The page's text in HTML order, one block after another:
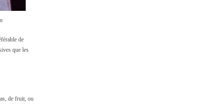
de
que les
de fruit, ou